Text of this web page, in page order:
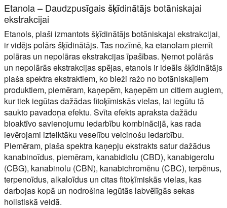
Etanola – Daudzpusīgais šķīdinātājs botāniskajai
ekstrakcijai
Etanols, plaši izmantots šķīdinātājs botāniskajai ekstrakcijai,
ir vidējs polārs šķīdinātājs. Tas nozīmē, ka etanolam piemīt
polāras un nepolāras ekstrakcijas īpašības. Ņemot polārās
un nepolārās ekstrakcijas spējas, etanols ir ideāls šķīdinātājs
plaša spektra ekstraktiem, ko bieži ražo no botāniskajiem
produktiem, piemēram, kaņepēm, kaņepēm un citiem augiem,
kur tiek iegūtas dažādas fitoķīmiskās vielas, lai iegūtu tā
saukto pavadoņa efektu. Svīta efekts apraksta dažādu
bioaktīvo savienojumu iedarbību kombinācijā, kas rada
ievērojami izteiktāku veselību veicinošu iedarbību.
Piemēram, plaša spektra kaņepju ekstrakts satur dažādus
kanabinoīdus, piemēram, kanabidiolu (CBD), kanabigerolu
(CBG), kanabinolu (CBN), kanabichromēnu (CBC), terpēnus,
terpenoīdus, alkaloīdus un citas fitoķīmiskās vielas, kas
darbojas kopā un nodrošina iegūtās labvēlīgās sekas
holistiskā veidā.